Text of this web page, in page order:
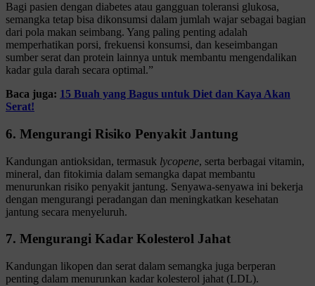
Bagi pasien dengan diabetes atau gangguan toleransi glukosa,
semangka tetap bisa dikonsumsi dalam jumlah wajar sebagai bagian
dari pola makan seimbang. Yang paling penting adalah
memperhatikan porsi, frekuensi konsumsi, dan keseimbangan
sumber serat dan protein lainnya untuk membantu mengendalikan
kadar gula darah secara optimal.”
Baca juga: 15 Buah yang Bagus untuk Diet dan Kaya Akan
Serat!
6. Mengurangi Risiko Penyakit Jantung
Kandungan antioksidan, termasuk lycopene, serta berbagai vitamin,
mineral, dan fitokimia dalam semangka dapat membantu
menurunkan risiko penyakit jantung. Senyawa-senyawa ini bekerja
dengan mengurangi peradangan dan meningkatkan kesehatan
jantung secara menyeluruh.
7. Mengurangi Kadar Kolesterol Jahat
Kandungan likopen dan serat dalam semangka juga berperan
penting dalam menurunkan kadar kolesterol jahat (LDL).